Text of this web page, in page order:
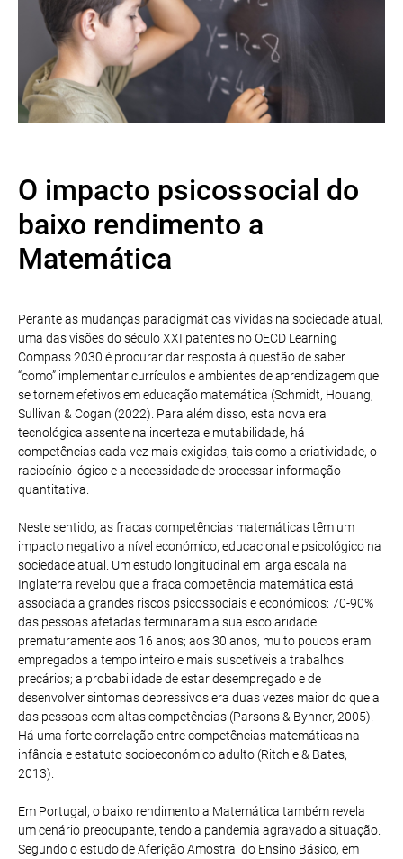
O impacto psicossocial do
baixo rendimento a
Matemática
Perante as mudanças paradigmáticas vividas na sociedade atual,
uma das visões do século XXI patentes no OECD Learning
Compass 2030 é procurar dar resposta à questão de saber
“como” implementar currículos e ambientes de aprendizagem que
se tornem efetivos em educação matemática (Schmidt, Houang,
Sullivan & Cogan (2022). Para além disso, esta nova era
tecnológica assente na incerteza e mutabilidade, há
competências cada vez mais exigidas, tais como a criatividade, o
raciocínio lógico e a necessidade de processar informação
quantitativa.
Neste sentido, as fracas competências matemáticas têm um
impacto negativo a nível económico, educacional e psicológico na
sociedade atual. Um estudo longitudinal em larga escala na
Inglaterra revelou que a fraca competência matemática está
associada a grandes riscos psicossociais e económicos: 70-90%
das pessoas afetadas terminaram a sua escolaridade
prematuramente aos 16 anos; aos 30 anos, muito poucos eram
empregados a tempo inteiro e mais suscetíveis a trabalhos
precários; a probabilidade de estar desempregado e de
desenvolver sintomas depressivos era duas vezes maior do que a
das pessoas com altas competências (Parsons & Bynner, 2005).
Há uma forte correlação entre competências matemáticas na
infância e estatuto socioeconómico adulto (Ritchie & Bates,
2013).
Em Portugal, o baixo rendimento a Matemática também revela
um cenário preocupante, tendo a pandemia agravado a situação.
Segundo o estudo de Aferição Amostral do Ensino Básico, em